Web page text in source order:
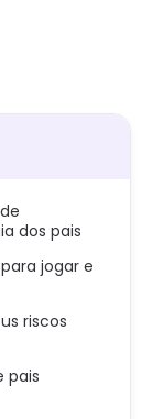
dos pais
jogar e
riscos
pais